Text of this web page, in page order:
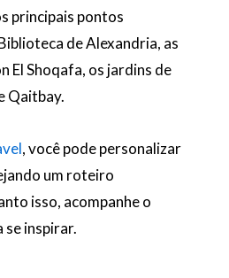
principais pontos
de Alexandria, as
El Shoqafa, os jardins de
Qaitbay.
, você pode personalizar
um roteiro
isso, acompanhe o
inspirar.